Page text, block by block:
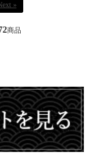
»
商品